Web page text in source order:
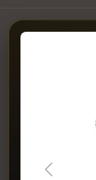
Previous